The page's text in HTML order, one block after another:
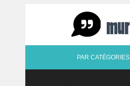
PAR CATÉGORIES